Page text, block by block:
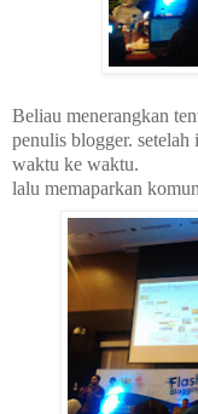
Beliau menerangkan
penulis blogger. setelah
waktu ke waktu.
lalu memaparkan